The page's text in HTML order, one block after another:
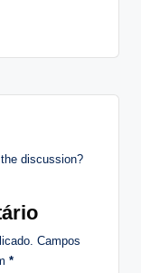
discussion?
Campos
*